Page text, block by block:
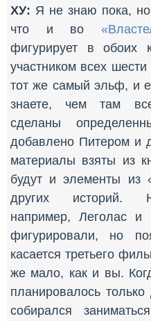
ХУ: Я не знаю пока,
что и во
фигурирует в обоих
участником всех
тот же самый эльф, и
знаете, чем там
сделаны
добавлено Питером и
материалы взяты из
будут и элементы из
других историй.
например, Леголас и
фигурировали, но
касается третьего
же мало, как и вы.
планировалось
собирался